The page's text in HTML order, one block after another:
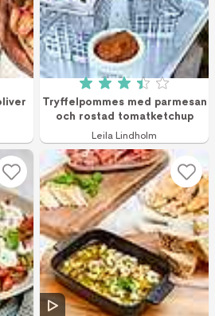
5 (2 röster) Betyg: 3.41 av 5
Tryffelpommes med parmesan
och rostad tomatketchup
Leila Lindholm